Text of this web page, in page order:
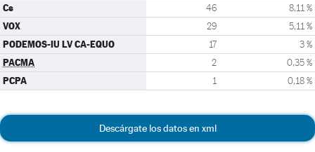
Cs 46 8,11 %
VOX 29 5,11 %
PODEMOS-IU LV CA-EQUO 17 3 %
PACMA 2 0,35 %
PCPA 1 0,18 %
Descárgate los datos en xml